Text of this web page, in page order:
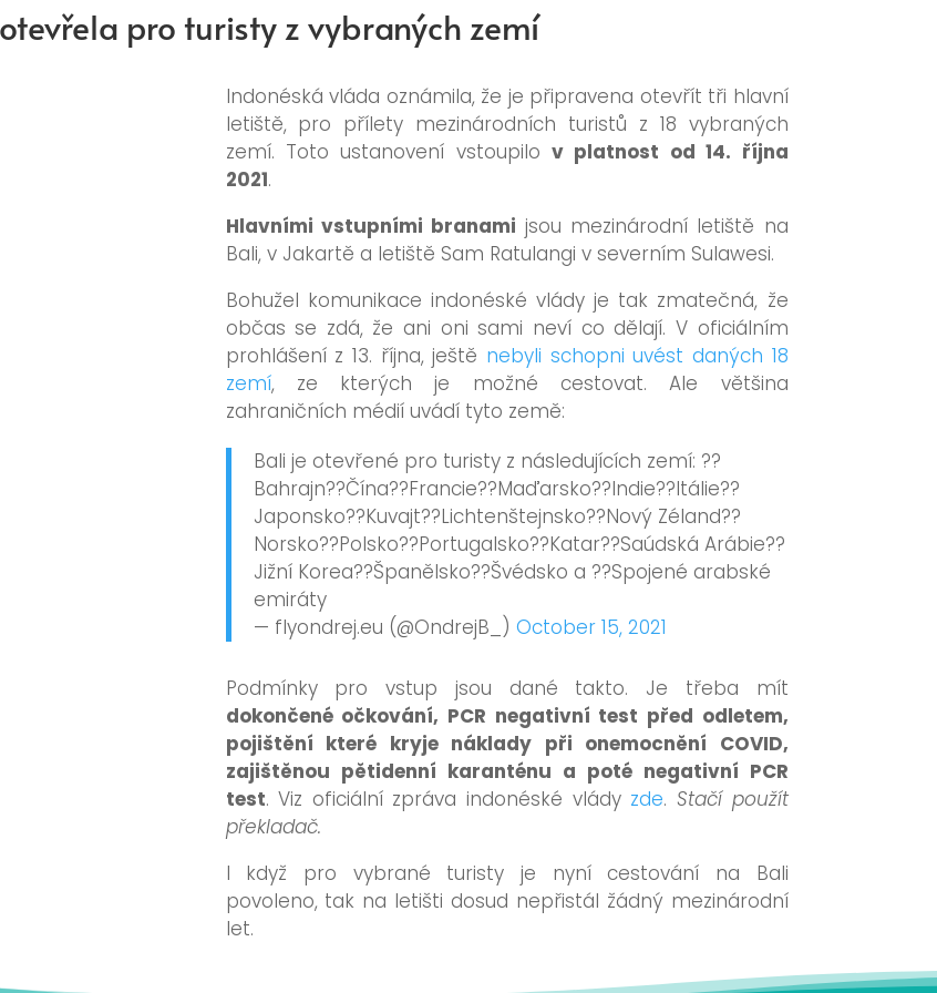
pro turisty z vybraných zemí
Indonéská vláda oznámila, že je připravena otevřít tři hlavní
letiště, pro přílety mezinárodních turistů z 18 vybraných
zemí. Toto ustanovení vstoupilov platnost od 14. října
2021.
Hlavními vstupními branami jsou mezinárodní letiště na
Bali, v Jakartě a letiště Sam Ratulangi v severním Sulawesi.
Bohužel komunikace indonéské vlády je tak zmatečná, že
občas se zdá, že ani oni sami neví co dělají. V oficiálním
prohlášení z 13. října, ještě nebyli schopni uvést daných 18
zemí, ze kterých je možné cestovat. Ale většina
zahraničních médií uvádí tyto země:
Bali je otevřené pro turisty z následujících zemí: ??
Bahrajn??Čína??Francie??Maďarsko??Indie??Itálie??
Japonsko??Kuvajt??Lichtenštejnsko??Nový Zéland??
Norsko??Polsko??Portugalsko??Katar??Saúdská Arábie??
Jižní Korea??Španělsko??Švédsko a ??Spojené arabské
emiráty
— flyondrej.eu (@OndrejB_) October 15, 2021
Podmínky pro vstup jsou dané takto. Je třeba mít
dokončené očkování, PCR negativní test před odletem,
pojištění které kryje náklady při onemocnění COVID,
zajištěnou pětidenní karanténu a poté negativní PCR
test. Viz oficiální zpráva indonéské vlády zde. Stačí použít
překladač.
I když pro vybrané turisty je nyní cestování na Bali
povoleno, tak na letišti dosud nepřistál žádný mezinárodní
let.